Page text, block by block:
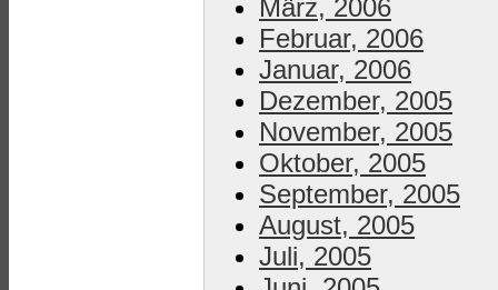
März, 2006
Februar, 2006
Januar, 2006
Dezember, 2005
November, 2005
Oktober, 2005
September, 2005
August, 2005
Juli, 2005